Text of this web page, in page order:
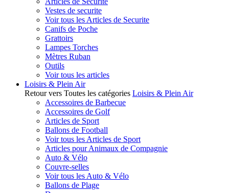
Vestes de securite
Voir tous les Articles de Securite
Canifs de Poche
Grattoirs
Lampes Torches
Mètres Ruban
Outils
Voir tous les articles
Loisirs & Plein Air
Retour vers Toutes les catégories Loisirs & Plein Air
Accessoires de Barbecue
Accessoires de Golf
Articles de Sport
Ballons de Football
Voir tous les Articles de Sport
Articles pour Animaux de Compagnie
Auto & Vélo
Couvre-selles
Voir tous les Auto & Vélo
Ballons de Plage